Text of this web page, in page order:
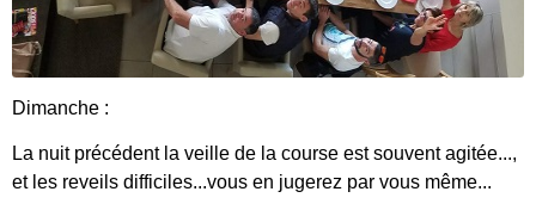
Dimanche :
La nuit précédent la veille de la course est souvent agitée...,
et les reveils difficiles...vous en jugerez par vous même...